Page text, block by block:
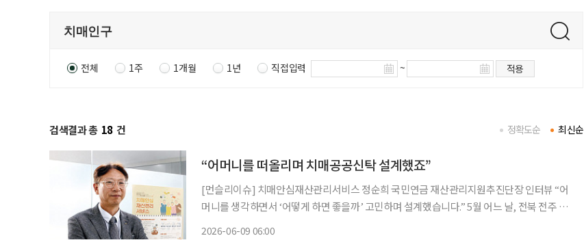
전체 1주 1개월 1년 직접입력 ~ 적용
검색결과 총 18 건 최신순
정확도순
“어머니를 떠올리며 치매공공신탁 설계했죠”
[먼슬리이슈] 치매안심재산관리서비스 정순희 국민연금 재산관리지원추진단장 인터뷰 “어
머니를 생각하면서 ‘어떻게 하면 좋을까’ 고민하며 설계했습니다.” 5월 어느 날, 전북 전주 본
2026-06-09 06:00